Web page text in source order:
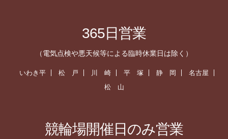
365日営業
（電気点検や悪天候等による臨時休業日は除く）
いわき平 松 戸 川 崎 平 塚 静 岡
名古屋
松 山
競輪場開催日のみ営業